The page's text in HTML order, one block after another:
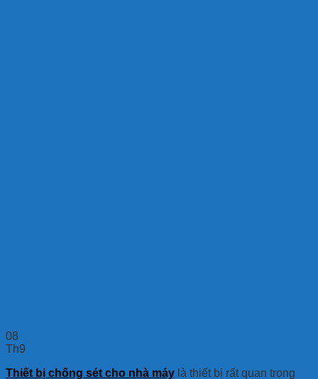
08
Th9
Thiết bị chống sét cho nhà máy là thiết bị rất quan trọng